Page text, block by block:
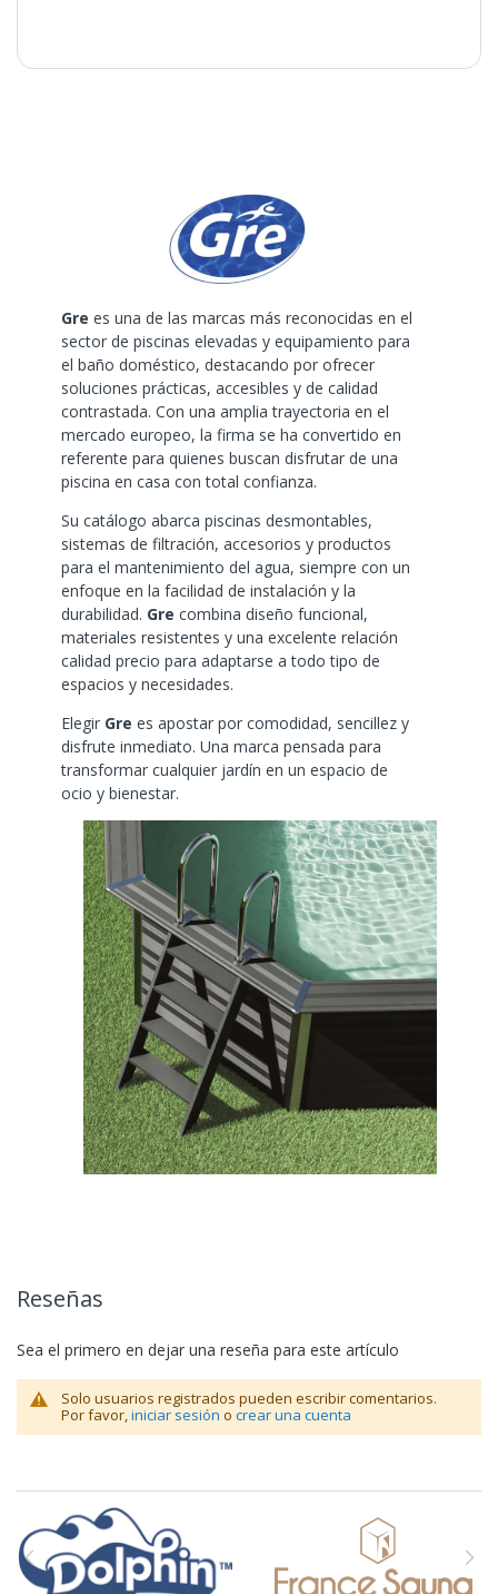
Gre es una de las marcas más reconocidas en el
sector de piscinas elevadas y equipamiento para
el baño doméstico, destacando por ofrecer
soluciones prácticas, accesibles y de calidad
contrastada. Con una amplia trayectoria en el
mercado europeo, la firma se ha convertido en
referente para quienes buscan disfrutar de una
piscina en casa con total confianza.
Su catálogo abarca piscinas desmontables,
sistemas de filtración, accesorios y productos
para el mantenimiento del agua, siempre con un
enfoque en la facilidad de instalación y la
durabilidad. Gre combina diseño funcional,
materiales resistentes y una excelente relación
calidad precio para adaptarse a todo tipo de
espacios y necesidades.
Elegir Gre es apostar por comodidad, sencillez y
disfrute inmediato. Una marca pensada para
transformar cualquier jardín en un espacio de
ocio y bienestar.
Reseñas
Sea el primero en dejar una reseña para este artículo
Solo usuarios registrados pueden escribir comentarios.
Por favor, iniciar sesión o crear una cuenta